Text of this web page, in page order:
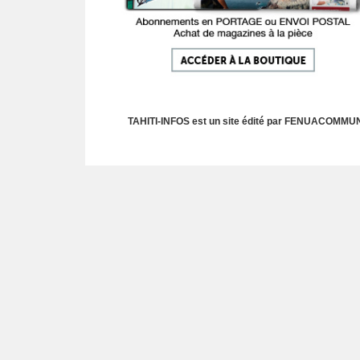
TAHITI-INFOS est un site édité par